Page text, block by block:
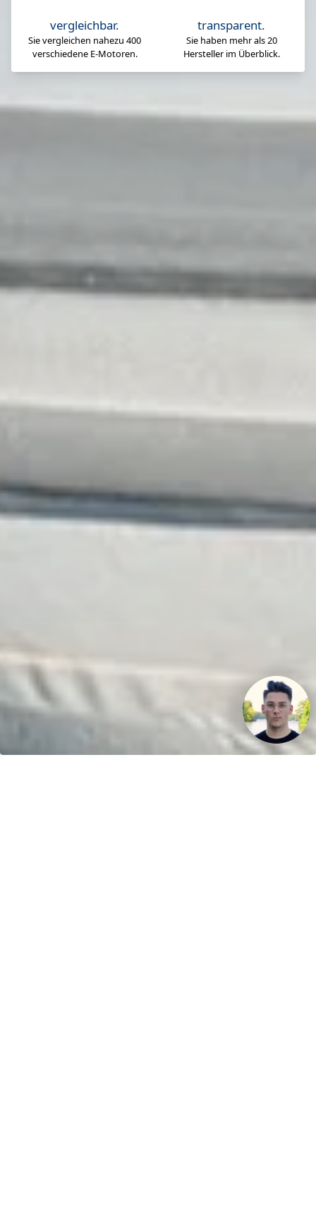
vergleichbar.
Sie vergleichen nahezu 400
verschiedene E-Motoren.
transparent.
Sie haben mehr als 20
Hersteller im Überblick.